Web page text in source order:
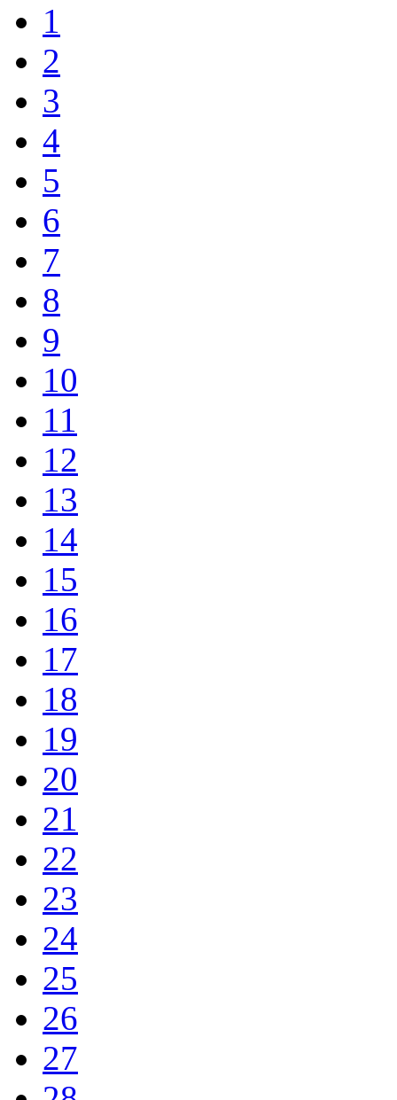
1
2
3
4
5
6
7
8
9
10
11
12
13
14
15
16
17
18
19
20
21
22
23
24
25
26
27